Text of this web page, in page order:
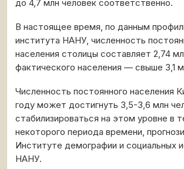
до 4,7 млн человек соответственно.
В настоящее время, по данным
института НАНУ, численность
населения столицы составляет 2,74
фактического населения — свыше 3,1
Численность постоянного населения
году может достигнуть 3,5-3,6 млн
стабилизироваться на этом уровне в
некоторого периода времени,
Институте демографии и социальных
НАНУ.